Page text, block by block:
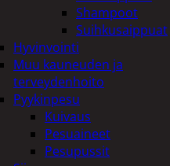
Shampoot
Suihkusaippuat
Hyvinvointi
Muu kauneuden ja
terveydenhoito
Pyykinpesu
Kuivaus
Pesuaineet
Pesupussit